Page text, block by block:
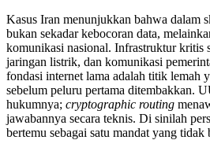
Kasus Iran menunjukkan bahwa dalam
bukan sekadar kebocoran data,
komunikasi nasional. Infrastruktur kritis
jaringan listrik, dan komunikasi
fondasi internet lama adalah titik lemah
sebelum peluru pertama ditembakkan.
hukumnya; cryptographic routing
jawabannya secara teknis. Di sinilah
bertemu sebagai satu mandat yang tidak